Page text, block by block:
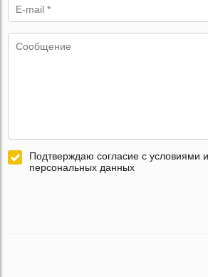
Подтверждаю согласие с условиями
персональных данных